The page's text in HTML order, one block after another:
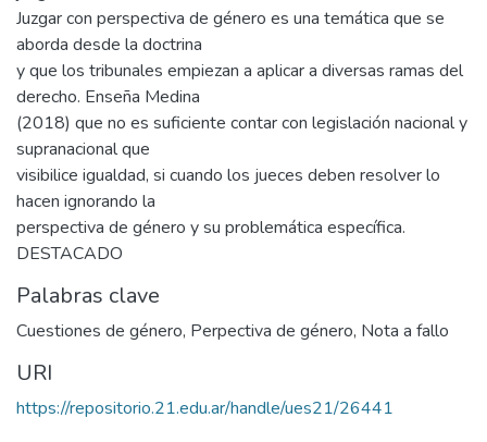
Juzgar con perspectiva de género es una temática que se
aborda desde la doctrina
y que los tribunales empiezan a aplicar a diversas ramas del
derecho. Enseña Medina
(2018) que no es suficiente contar con legislación nacional y
supranacional que
visibilice igualdad, si cuando los jueces deben resolver lo
hacen ignorando la
perspectiva de género y su problemática específica.
DESTACADO
Palabras clave
Cuestiones de género, Perpectiva de género, Nota a fallo
URI
https://repositorio.21.edu.ar/handle/ues21/26441